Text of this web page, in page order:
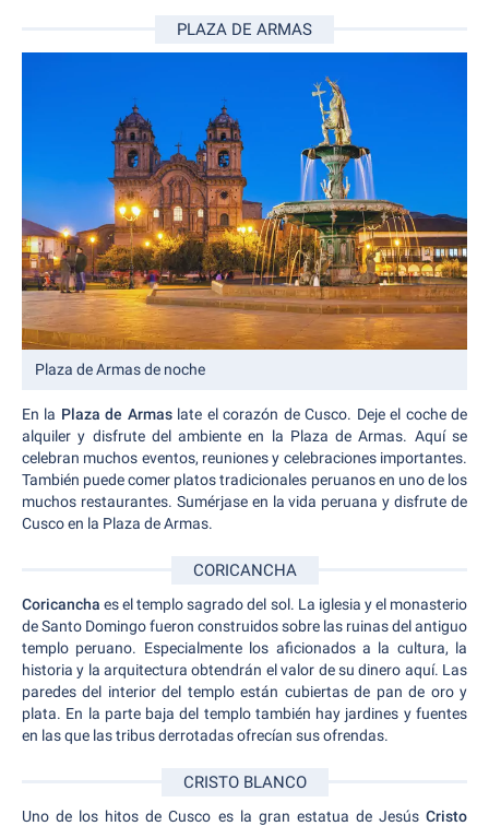
PLAZA DE ARMAS
Plaza de Armas de noche
En la Plaza de Armaslate el corazón de Cusco. Deje el coche de
alquiler y disfrute del ambiente en la Plaza de Armas. Aquí se
celebran muchos eventos, reuniones y celebraciones importantes.
También puede comer platos tradicionales peruanos en uno de los
muchos restaurantes. Sumérjase en la vida peruana y disfrute de
Cusco en la Plaza de Armas.
CORICANCHA
Coricanchaes el templo sagrado del sol. La iglesia y el monasterio
de Santo Domingo fueron construidos sobre las ruinas del antiguo
templo peruano. Especialmente los aficionados a la cultura, la
historia y la arquitectura obtendrán el valor de su dinero aquí. Las
paredes del interior del templo están cubiertas de pan de oro y
plata. En la parte baja del templo también hay jardines y fuentes
en las que las tribus derrotadas ofrecían sus ofrendas.
CRISTO BLANCO
Uno de los hitos de Cusco es la gran estatua de Jesús Cristo